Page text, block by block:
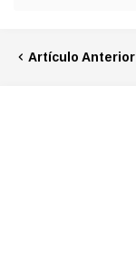
Artículo Anterior